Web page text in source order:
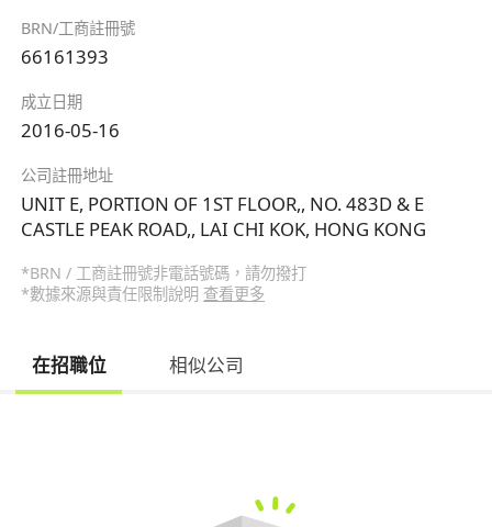
BRN/工商註冊號
66161393
成立日期
2016-05-16
公司註冊地址
UNIT E, PORTION OF 1ST FLOOR,, NO. 483D & E
CASTLE PEAK ROAD,, LAI CHI KOK, HONG KONG
*BRN / 工商註冊號非電話號碼，請勿撥打
*數據來源與責任限制說明 查看更多
在招職位 相似公司